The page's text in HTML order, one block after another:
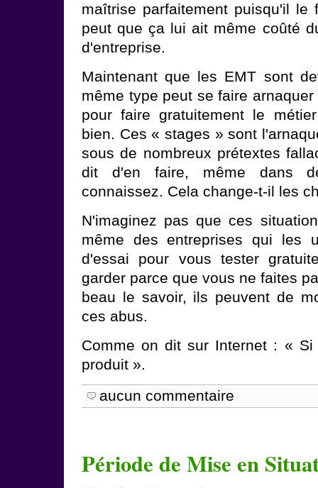
maîtrise parfaitement puisqu'il
peut que ça lui ait même coûté
d'entreprise.
Maintenant que les EMT sont
même type peut se faire
pour faire gratuitement le
bien. Ces « stages » sont
sous de nombreux prétextes
dit d'en faire, même dans
connaissez. Cela change-t-il les
N'imaginez pas que ces
même des entreprises qui les
d'essai pour vous tester
garder parce que vous ne faites
beau le savoir, ils peuvent de
ces abus.
Comme on dit sur Internet : «
produit ».
aucun commentaire
Période de Mise en